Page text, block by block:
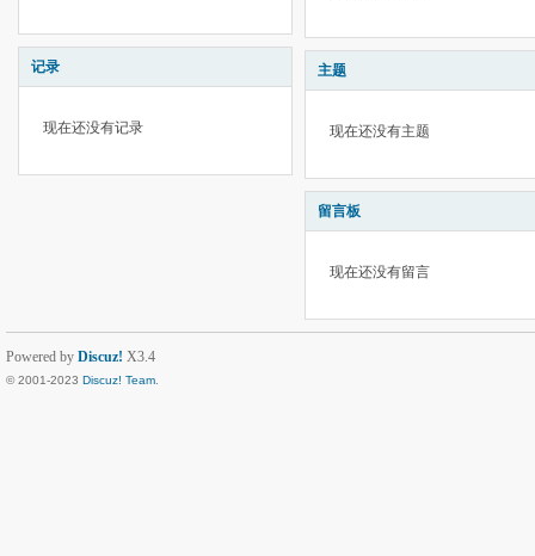
记录
现在还没有记录
主题
现在还没有主题
留言板
现在还没有留言
Powered by Discuz! X3.4
© 2001-2023 Discuz! Team